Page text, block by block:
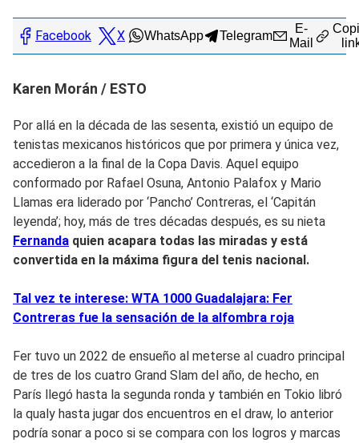
Facebook X WhatsApp Telegram
E-
Mail
Karen Morán / ESTO
Por allá en la década de las sesenta, existió un equipo de
tenistas mexicanos históricos que por primera y única vez,
accedieron a la final de la Copa Davis. Aquel equipo
conformado por Rafael Osuna, Antonio Palafox y Mario
Llamas era liderado por ‘Pancho’ Contreras, el ‘Capitán
leyenda’; hoy, más de tres décadas después, es su nieta
Fernanda quien acapara todas las miradas y está
convertida en la máxima figura del tenis nacional.
Tal vez te interese: WTA 1000 Guadalajara: Fer
Contreras fue la sensación de la alfombra roja
Fer tuvo un 2022 de ensueño al meterse al cuadro principal
de tres de los cuatro Grand Slam del año, de hecho, en
París llegó hasta la segunda ronda y también en Tokio libró
la qualy hasta jugar dos encuentros en el draw, lo anterior
podría sonar a poco si se compara con los logros y marcas